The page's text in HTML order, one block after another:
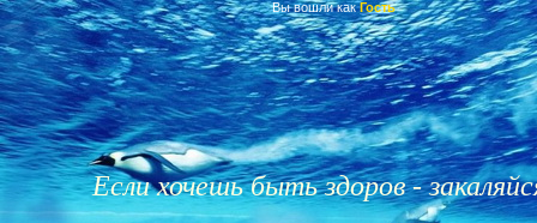
Вы вошли как Гость
Если хочешь быть здоров -